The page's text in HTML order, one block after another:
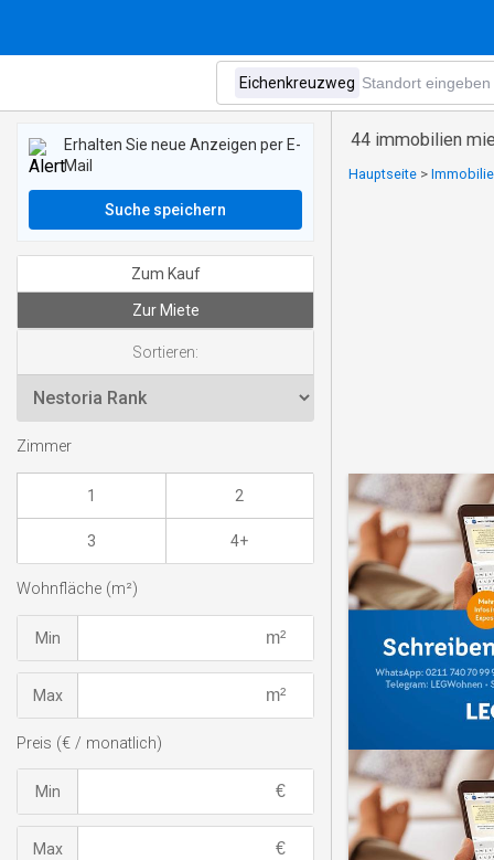
44 immobilien
Hauptseite >
Erhalten Sie neue Anzeigen per E-
Mail
Suche speichern
Zum Kauf
Zur Miete
Sortieren:
Zimmer
1 2
3 4+
Wohnfläche (m²)
Min
Max
Preis (€ / monatlich)
Min
Max